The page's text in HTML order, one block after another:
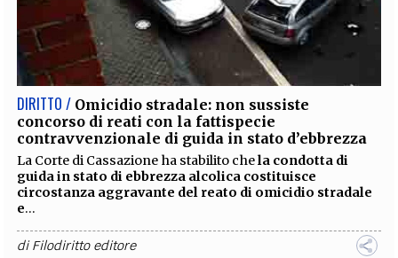
EXTRA
CODICI RUBRICHE LIBRI PROCEEDINGS PUBBLICITÀ CONTATTI
SOCIAL MEDIA
DIRITTO / Omicidio stradale: non sussiste
concorso di reati con la fattispecie
contravvenzionale di guida in stato d’ebbrezza
La Corte di Cassazione ha stabilito chela condotta di
guida in stato di ebbrezza alcolica costituisce
circostanza aggravante del reato di omicidio stradale
e...
diFilodiritto editore